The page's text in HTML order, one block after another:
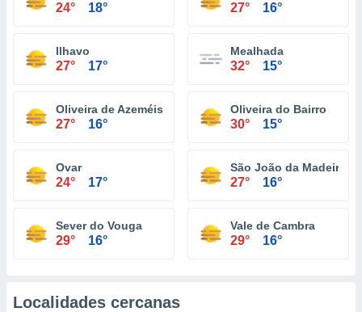
24° 18° 27° 16°
Ilhavo
27° 17°
Mealhada
32° 15°
Oliveira de Azeméis
27° 16°
Oliveira do Bairro
30° 15°
Ovar
24° 17°
São João da Madeira
27° 16°
Sever do Vouga
29° 16°
Vale de Cambra
29° 16°
Localidades cercanas